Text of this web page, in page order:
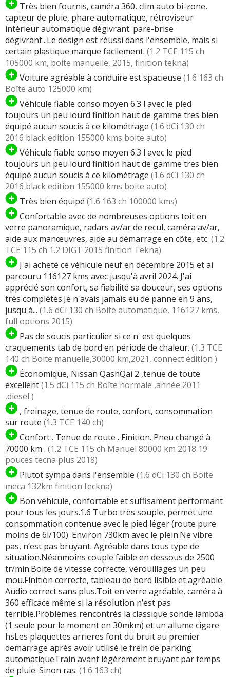
Très bien fournis, caméra 360, clim auto bi-zone,
capteur de pluie, phare automatique, rétroviseur
intérieur automatique dégivrant. pare-brise
dégivrant...Le design est réussi dans l'ensemble, mais si
certain plastique marque facilement. (1.2 TCE 115 ch
105000 km, boite manuelle, 2015, finition tekna)
Voiture agréable à conduire est spacieuse (1.6 163 ch
Boîte auto 125000 km)
Véhicule fiable conso moyen 6.3 l avec le pied
toujours un peu lourd finition haut de gamme tres bien
équipé aucun soucis à ce kilométrage (1.6 dCi 130 ch
2016 black edition 155000 kms boite auto)
Véhicule fiable conso moyen 6.3 l avec le pied
toujours un peu lourd finition haut de gamme tres bien
équipé aucun soucis à ce kilométrage (1.6 dCi 130 ch
2016 black edition 155000 kms boite auto)
Très bien équipé (1.6 163 ch 100000 kms)
Confortable avec de nombreuses options toit en
verre panoramique, radars av/ar de recul, caméra av/ar,
aide aux manœuvres, aide au démarrage en côte, etc. (1.2
TCE 115 ch 1.2 DIGT 2015 finition Tekna)
J'ai acheté ce véhicule neuf en décembre 2015 et ai
parcouru 116127 kms avec jusqu'à avril 2024. J'ai
apprécié son confort, sa fiabilité sa douceur, ses options
très complètes.Je n'avais jamais eu de panne en 9 ans,
jusqu'à... (1.6 dCi 130 ch Boite automatique, 116127 kms,
full options 2015)
Pas de soucis particulier si ce n' est quelques
craquements tab de bord en période de chaleur. (1.3 TCE
140 ch Boite manuelle,30000 km,2021, connect édition )
Économique, Nissan QashQai 2 ,tenue de toute
excellent(1.5 dCi 115 ch Boîte normale ,année 2011
,diesel )
, freinage, tenue de route, confort, consommation
sur route (1.3 TCE 140 ch)
Confort . Tenue de route . Finition. Pneu changé à
70000 km . (1.2 TCE 115 ch Manuel 80000 km 2018 19
pouces tecna plus 2018)
Plutot sympa dans l'ensemble (1.6 dCi 130 ch Boite
meca 132km finition teckna)
Bon véhicule, confortable et suffisament performant
pour tous les jours.1.6 Turbo très souple, permet une
consommation contenue avec le pied léger (route pure
moins de 6l/100). Environ 730km avec le plein.Ne vibre
pas, n’est pas bruyant. Agréable dans tous type de
situation.Néanmoins couple faible en dessous de 2500
tr/min.Boite de vitesse correcte, vérouillages un peu
mou.Finition correcte, tableau de bord lisible et agréable.
Audio correct sans plus.Toit en verre agréable, caméra à
360 efficace même si la résolution n’est pas
terrible.Problèmes rencontrés la classique sonde lambda
(1 seule pour le moment en 30mkm) et un allume cigare
hsLes plaquettes arrieres font du bruit au premier
demarrage après avoir utilisé le frein de parking
automatiqueTrain avant légèrement bruyant par temps
de pluie. Sinon ras. (1.6 163 ch)